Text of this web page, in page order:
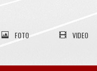
FOTO VIDEO